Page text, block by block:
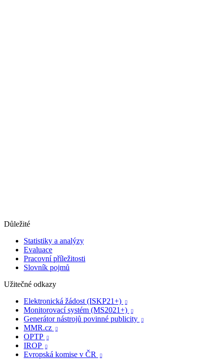
Důležité
Statistiky a analýzy
Evaluace
Pracovní příležitosti
Slovník pojmů
Užitečné odkazy
Elektronická žádost (ISKP21+)

Monitorovací systém (MS2021+) 
Generátor nástrojů povinné publicity 
MMR.cz 
OPTP 
IROP 
Evropská komise v ČR 